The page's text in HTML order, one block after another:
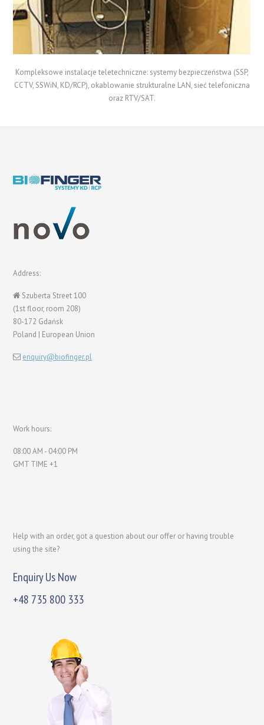
Kompleksowe instalacje teletechniczne: systemy bezpieczeństwa (SSP,
CCTV, SSWiN, KD/RCP), okablowanie strukturalne LAN, sieć telefoniczna
oraz RTV/SAT.
Address:
Szuberta Street 100
(1st floor, room 208)
80-172 Gdańsk
Poland | European Union
enquiry@biofinger.pl
Work hours:
08:00 AM - 04:00 PM
GMT TIME +1
Help with an order, got a question about our offer or having trouble
using the site?
Enquiry Us Now
+48 735 800 333